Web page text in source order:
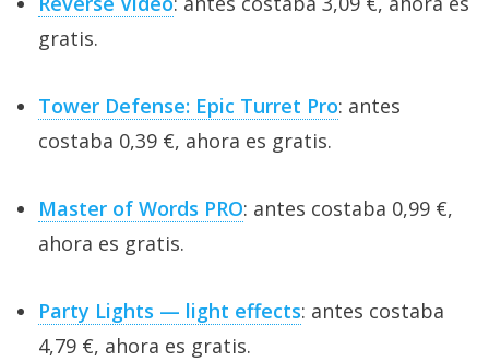
gratis.
Tower Defense: Epic Turret Pro: antes
costaba 0,39 €, ahora es gratis.
Master of Words PRO: antes costaba 0,99 €,
ahora es gratis.
Party Lights — light effects: antes costaba
4,79 €, ahora es gratis.